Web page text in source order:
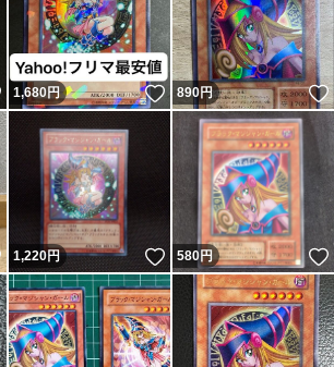
いいね！
1,680 円 いいね！
890円
いいね！
1,220円 いいね！
580円